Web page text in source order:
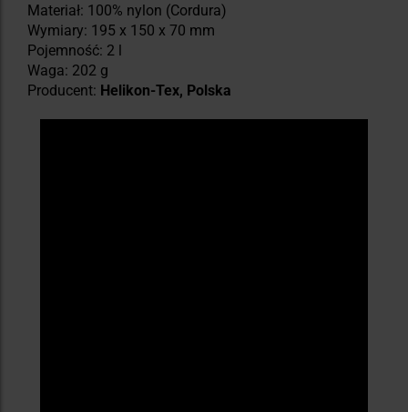
Materiał: 100% nylon (Cordura)
Wymiary: 195 x 150 x 70 mm
Pojemność: 2 l
Waga: 202 g
Producent: Helikon-Tex, Polska